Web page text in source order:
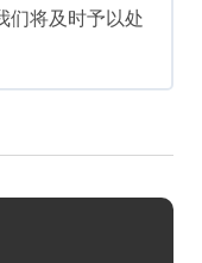
们将及时予以处